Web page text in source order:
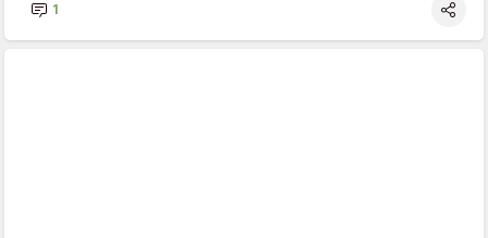
1